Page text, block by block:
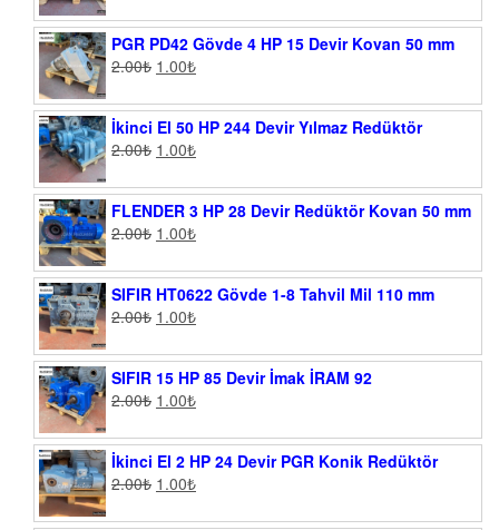
PGR PD42 Gövde 4 HP 15 Devir Kovan 50 mm
2.00₺ 1.00₺
İkinci El 50 HP 244 Devir Yılmaz Redüktör
2.00₺ 1.00₺
FLENDER 3 HP 28 Devir Redüktör Kovan 50 mm
2.00₺ 1.00₺
SIFIR HT0622 Gövde 1-8 Tahvil Mil 110 mm
2.00₺ 1.00₺
SIFIR 15 HP 85 Devir İmak İRAM 92
2.00₺ 1.00₺
İkinci El 2 HP 24 Devir PGR Konik Redüktör
2.00₺ 1.00₺